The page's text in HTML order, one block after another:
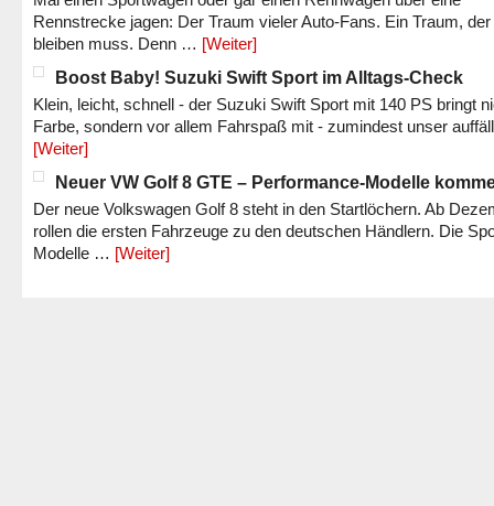
Rennstrecke jagen: Der Traum vieler Auto-Fans. Ein Traum,
bleiben muss. Denn … [Weiter]
Boost Baby! Suzuki Swift Sport im Alltags-Check
Klein, leicht, schnell - der Suzuki Swift Sport mit 140 PS bringt
Farbe, sondern vor allem Fahrspaß mit - zumindest unser
[Weiter]
Neuer VW Golf 8 GTE – Performance-Modelle
Der neue Volkswagen Golf 8 steht in den Startlöchern. Ab
rollen die ersten Fahrzeuge zu den deutschen Händlern. Die
Modelle … [Weiter]